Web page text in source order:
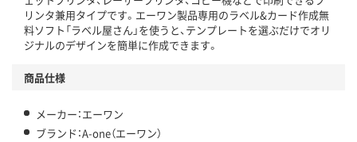
リンタ兼用タイプです。エーワン製品専用のラベル&カード作成無
料ソフト「ラベル屋さん」を使うと、テンプレートを選ぶだけでオリ
ジナルのデザインを簡単に作成できます。
商品仕様
メーカー：エーワン
ブランド：A-one（エーワン）